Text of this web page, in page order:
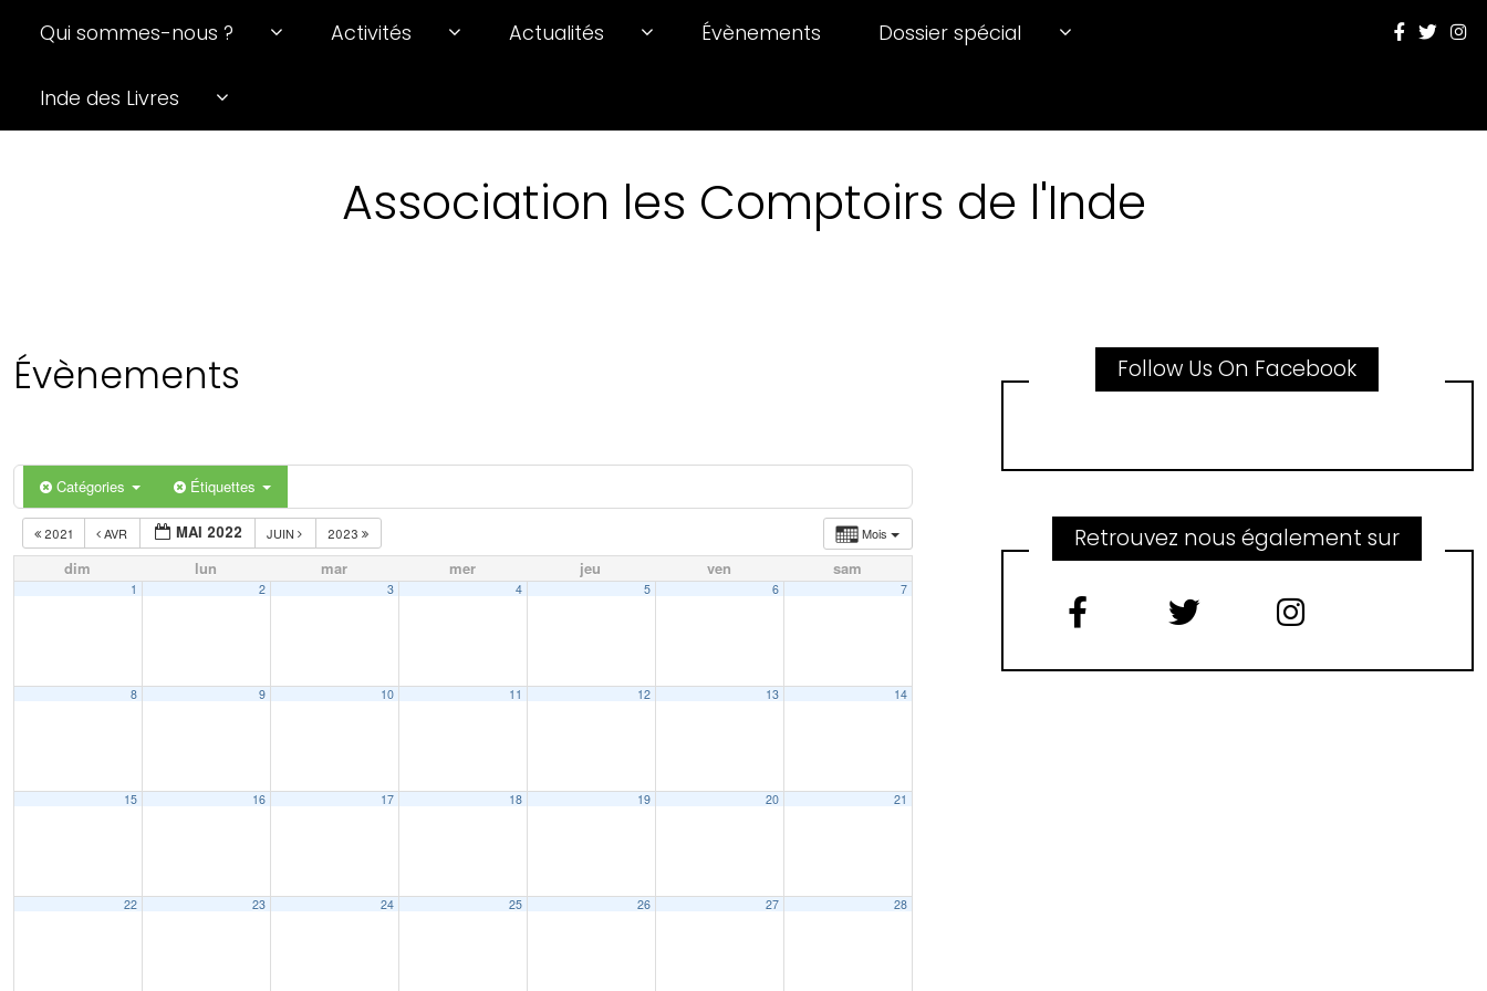
Qui sommes-nous ? Activités Actualités Évènements Dossier spécial
Inde des Livres
Association les Comptoirs de l'Inde
Évènements
Catégories Étiquettes
Mois
2021 AVR MAI 2022 JUIN 2023
dim lun mar mer jeu ven sam
1 2 3 4 5 6 7
8 9 10 11 12 13 14
15 16 17 18 19 20 21
22 23 24 25 26 27 28
Follow Us On Facebook
Retrouvez nous également sur